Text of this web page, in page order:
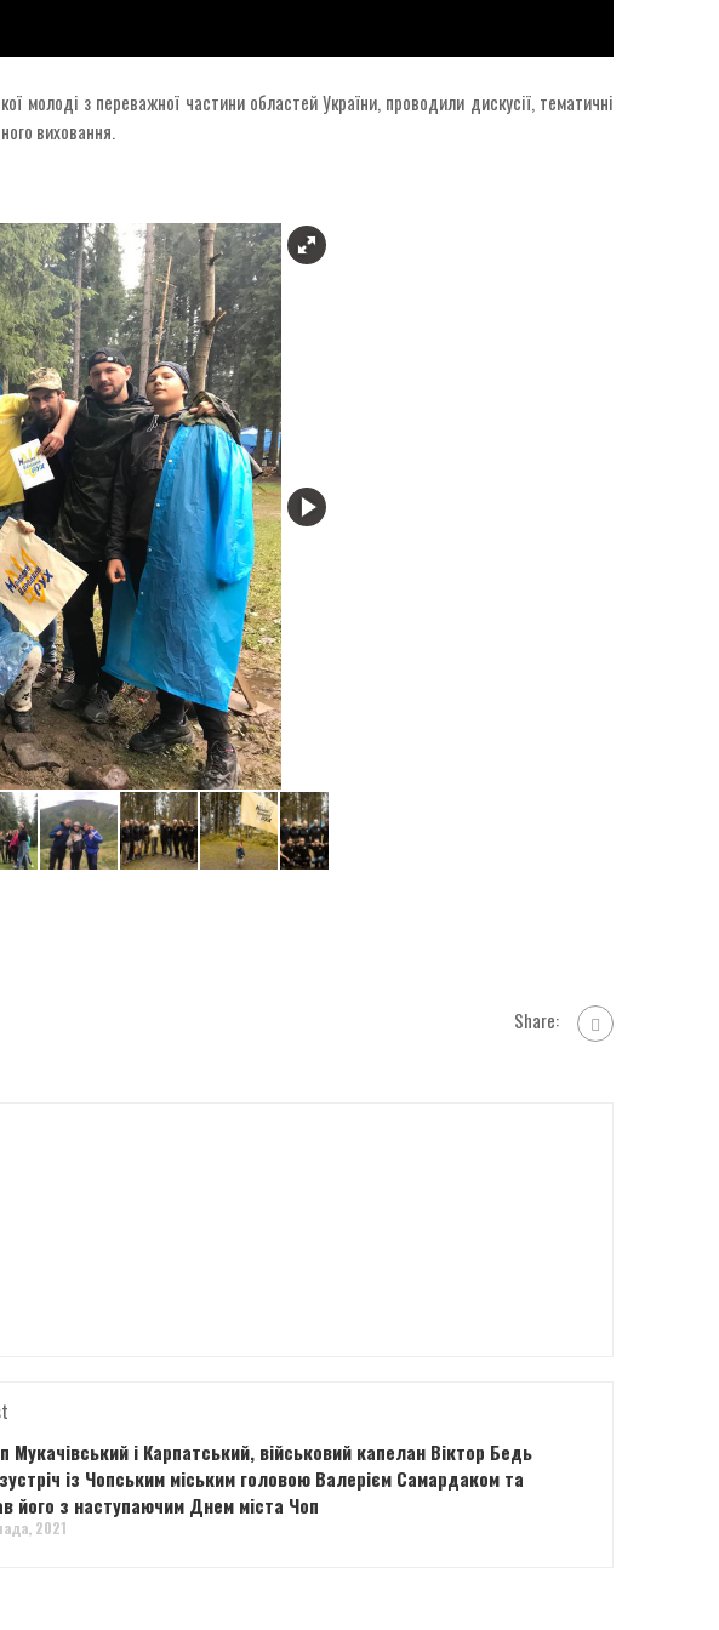
молоді з переважної частини областей України, проводили дискусії, тематичні
виховання.
Share:
Мукачівський і Карпатський, військовий капелан Віктор Бедь
із Чопським міським головою Валерієм Самардаком та
його з наступаючим Днем міста Чоп
2021